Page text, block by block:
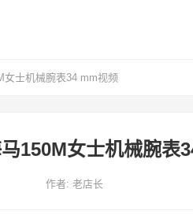
女士机械腕表34 mm视频
150M女士机械腕表
作者: 老店长